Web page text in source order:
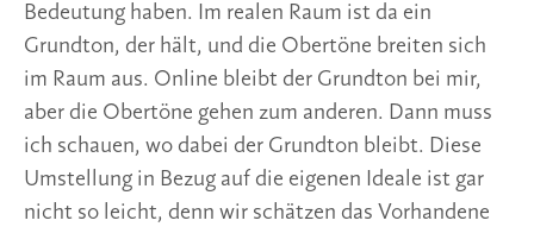
Bedeutung haben. Im realen Raum ist da ein
Grundton, der hält, und die Obertöne breiten sich
im Raum aus. Online bleibt der Grundton bei mir,
aber die Obertöne gehen zum anderen. Dann muss
ich schauen, wo dabei der Grundton bleibt. Diese
Umstellung in Bezug auf die eigenen Ideale ist gar
nicht so leicht, denn wir schätzen das Vorhandene